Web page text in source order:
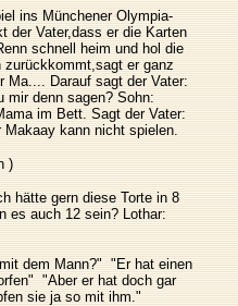
ins Münchener Olympia-
der Vater,dass er die Karten
schnell heim und hol die
zurückkommt,sagt er ganz
Ma.... Darauf sagt der Vater:
mir denn sagen? Sohn:
im Bett. Sagt der Vater:
kann nicht spielen.
)
hätte gern diese Torte in 8
es auch 12 sein? Lothar:
dem Mann?" "Er hat einen
"Aber er hat doch gar
sie ja so mit ihm."